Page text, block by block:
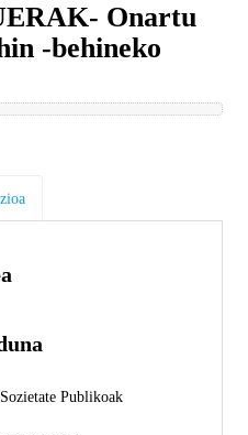
Onartu
-behineko
Publikoak